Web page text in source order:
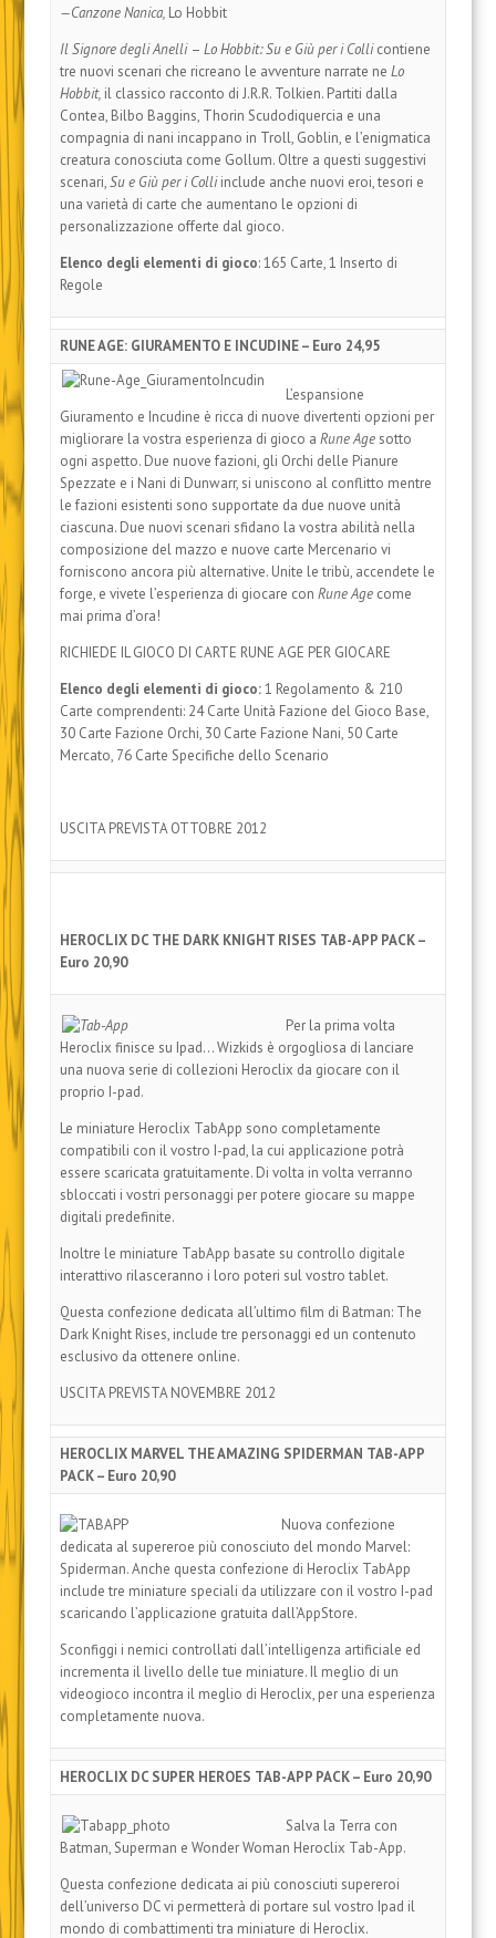
—Canzone Nanica, Lo Hobbit
Il Signore degli Anelli – Lo Hobbit: Su e Giù per i Collicontiene
tre nuovi scenari che ricreano le avventure narrate ne Lo
Hobbit, il classico racconto di J.R.R. Tolkien. Partiti dalla
Contea, Bilbo Baggins, Thorin Scudodiquercia e una
compagnia di nani incappano in Troll, Goblin, e l’enigmatica
creatura conosciuta come Gollum. Oltre a questi suggestivi
scenari,Su e Giù per i Colliinclude anche nuovi eroi, tesori e
una varietà di carte che aumentano le opzioni di
personalizzazione offerte dal gioco.
Elenco degli elementi di gioco: 165 Carte, 1 Inserto di
Regole
RUNE AGE: GIURAMENTO E INCUDINE – Euro 24,95
L’espansione
Giuramento e Incudine è ricca di nuove divertenti opzioni per
migliorare la vostra esperienza di gioco a Rune Agesotto
ogni aspetto. Due nuove fazioni, gli Orchi delle Pianure
Spezzate e i Nani di Dunwarr, si uniscono al conflitto mentre
le fazioni esistenti sono supportate da due nuove unità
ciascuna. Due nuovi scenari sfidano la vostra abilità nella
composizione del mazzo e nuove carte Mercenario vi
forniscono ancora più alternative. Unite le tribù, accendete le
forge, e vivete l’esperienza di giocare con Rune Agecome
mai prima d’ora!
RICHIEDE IL GIOCO DI CARTE RUNE AGE PER GIOCARE
Elenco degli elementi di gioco:1 Regolamento & 210
Carte comprendenti: 24 Carte Unità Fazione del Gioco Base,
30 Carte Fazione Orchi, 30 Carte Fazione Nani, 50 Carte
Mercato, 76 Carte Specifiche dello Scenario
USCITA PREVISTA OTTOBRE 2012
HEROCLIX DC THE DARK KNIGHT RISES TAB-APP PACK –
Euro 20,90
Per la prima volta
Heroclix finisce su Ipad… Wizkids è orgogliosa di lanciare
una nuova serie di collezioni Heroclix da giocare con il
proprio I-pad.
Le miniature Heroclix TabApp sono completamente
compatibili con il vostro I-pad, la cui applicazione potrà
essere scaricata gratuitamente. Di volta in volta verranno
sbloccati i vostri personaggi per potere giocare su mappe
digitali predefinite.
Inoltre le miniature TabApp basate su controllo digitale
interattivo rilasceranno i loro poteri sul vostro tablet.
Questa confezione dedicata all’ultimo film di Batman: The
Dark Knight Rises, include tre personaggi ed un contenuto
esclusivo da ottenere online.
USCITA PREVISTA NOVEMBRE 2012
HEROCLIX MARVEL THE AMAZING SPIDERMAN TAB-APP
PACK – Euro 20,90
Nuova confezione
dedicata al supereroe più conosciuto del mondo Marvel:
Spiderman. Anche questa confezione di Heroclix TabApp
include tre miniature speciali da utilizzare con il vostro I-pad
scaricando l’applicazione gratuita dall’AppStore.
Sconfiggi i nemici controllati dall’intelligenza artificiale ed
incrementa il livello delle tue miniature. Il meglio di un
videogioco incontra il meglio di Heroclix, per una esperienza
completamente nuova.
HEROCLIX DC SUPER HEROES TAB-APP PACK – Euro 20,90
Salva la Terra con
Batman, Superman e Wonder Woman Heroclix Tab-App.
Questa confezione dedicata ai più conosciuti supereroi
dell’universo DC vi permetterà di portare sul vostro Ipad il
mondo di combattimenti tra miniature di Heroclix.